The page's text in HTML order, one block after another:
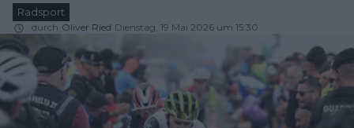
Radsport
durch Oliver Ried Dienstag, 19 Mai 2026 um 15:30